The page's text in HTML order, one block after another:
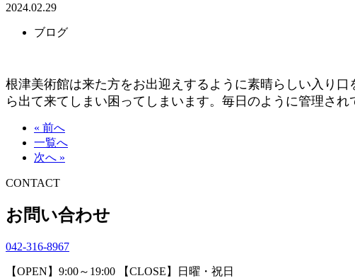
2024.02.29
ブログ
根津美術館は来た方をお出迎えするように素晴らしい入り
ら出て来てしまい困ってしまいます。毎日のように管理さ
« 前へ
一覧へ
次へ »
CONTACT
お問い合わせ
042-316-8967
【OPEN】9:00～19:00 【CLOSE】日曜・祝日